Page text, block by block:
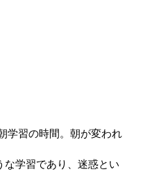
学習の時間。朝が変われ
な学習であり、迷惑とい